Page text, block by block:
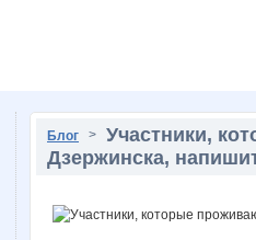
Блог > Участники,
Дзержинска,